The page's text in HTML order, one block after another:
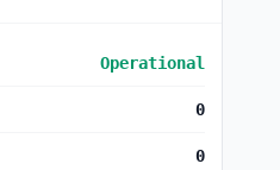
Operational
0
0